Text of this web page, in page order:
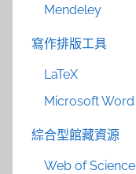
Mendeley
寫作排版工具
LaTeX
Microsoft Word
綜合型館藏資源
Web of Science